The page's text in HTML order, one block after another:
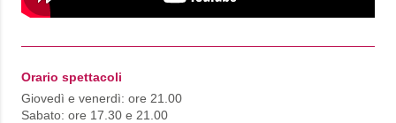
Orario spettacoli
Giovedì e venerdì: ore 21.00
Sabato: ore 17.30 e 21.00